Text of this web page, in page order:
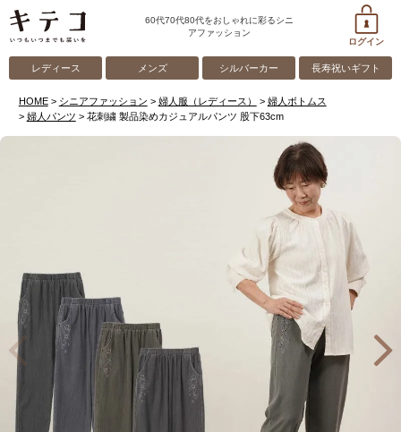
60代70代80代をおしゃれに彩るシニ
アファッション
ログイン
レディース メンズ シルバーカー 長寿祝いギフト
HOME シニアファッション 婦人服（レディース）
婦人ボトムス
婦人パンツ
花刺繍 製品染めカジュアルパンツ 股下63cm